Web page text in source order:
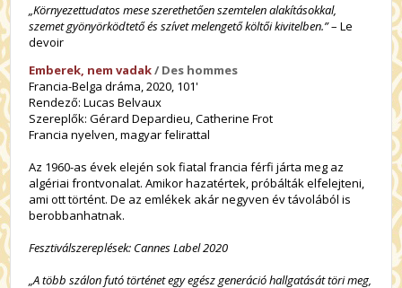
„Környezettudatos mese szerethetően szemtelen alakításokkal,
szemet gyönyörködtető és szívet melengető költői kivitelben.”– Le
devoir
Emberek, nem vadak/ Des hommes
Francia-Belga dráma, 2020, 101'
Rendező: Lucas Belvaux
Szereplők: Gérard Depardieu, Catherine Frot
Francia nyelven, magyar felirattal
Az 1960-as évek elején sok fiatal francia férfi járta meg az
algériai frontvonalat. Amikor hazatértek, próbálták elfelejteni,
ami ott történt. De az emlékek akár negyven év távolából is
berobbanhatnak.
Fesztiválszereplések: Cannes Label 2020
„A több szálon futó történet egy egész generáció hallgatását töri meg,